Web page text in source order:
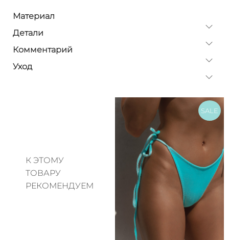
Материал
Детали
Комментарий
Уход
К ЭТОМУ
ТОВАРУ
РЕКОМЕНДУЕМ
SALE